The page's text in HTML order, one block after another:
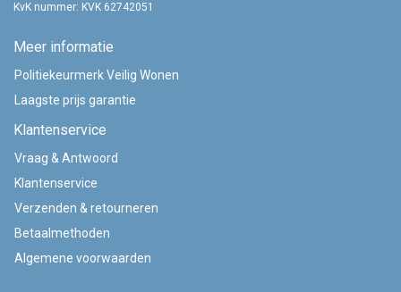
KvK nummer: KVK 62742051
Meer informatie
Politiekeurmerk Veilig Wonen
Laagste prijs garantie
Klantenservice
Vraag & Antwoord
Klantenservice
Verzenden & retourneren
Betaalmethoden
Algemene voorwaarden